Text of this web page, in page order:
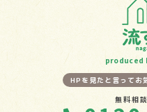
produced
HPを見たと言ってお
無料相